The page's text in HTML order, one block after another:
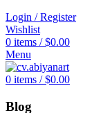
Login / Register
Wishlist
0 items / $0.00
Menu
0 items / $0.00
Blog